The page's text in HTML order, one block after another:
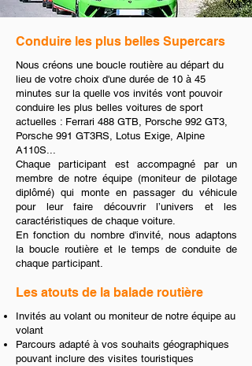
Conduire les plus belles Supercars
Nous créons une boucle routière au départ du
lieu de votre choix d'une durée de 10 à 45
minutes sur la quelle vos invités vont pouvoir
conduire les plus belles voitures de sport
actuelles : Ferrari 488 GTB, Porsche 992 GT3,
Porsche 991 GT3RS, Lotus Exige, Alpine
A110S...
Chaque participant est accompagné par un
membre de notre équipe (moniteur de pilotage
diplômé) qui monte en passager du véhicule
pour leur faire découvrir l’univers et les
caractéristiques de chaque voiture.
En fonction du nombre d'invité, nous adaptons
la boucle routière et le temps de conduite de
chaque participant.
Les atouts de la balade routière
Invités au volant ou moniteur de notre équipe au
volant
Parcours adapté à vos souhaits géographiques
pouvant inclure des visites touristiques